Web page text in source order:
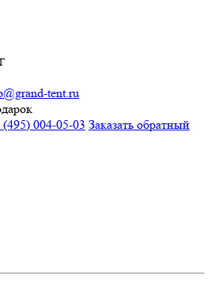
tent.ru
(495) 004-05-03 Заказать обратный